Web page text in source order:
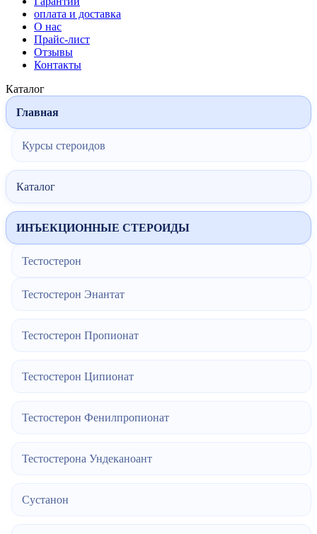
оплата и доставка
О нас
Прайс-лист
Отзывы
Контакты
Каталог
Главная
Курсы стероидов
Каталог
ИНЪЕКЦИОННЫЕ СТЕРОИДЫ
Тестостерон
Тестостерон Энантат
Тестостерон Пропионат
Тестостерон Ципионат
Тестостерон Фенилпропионат
Тестостерона Ундеканоант
Сустанон